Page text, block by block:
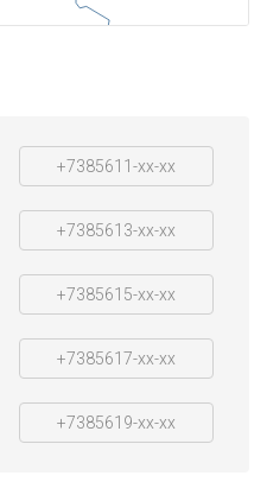
+7385611-xx-xx
+7385613-xx-xx
+7385615-xx-xx
+7385617-xx-xx
+7385619-xx-xx